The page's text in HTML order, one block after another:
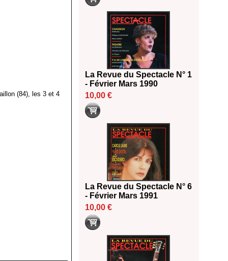
(84), les 3 et 4
La Revue du Spectacle N° 1
- Février Mars 1990
10,00 €
La Revue du Spectacle N° 6
- Février Mars 1991
10,00 €